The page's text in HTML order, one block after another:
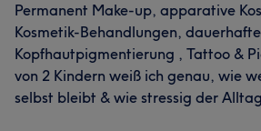
Permanent Make-up, apparative
Kosmetik-Behandlungen,
Kopfhautpigmentierung , Tattoo &
von 2 Kindern weiß ich genau, wie
selbst bleibt & wie stressig der